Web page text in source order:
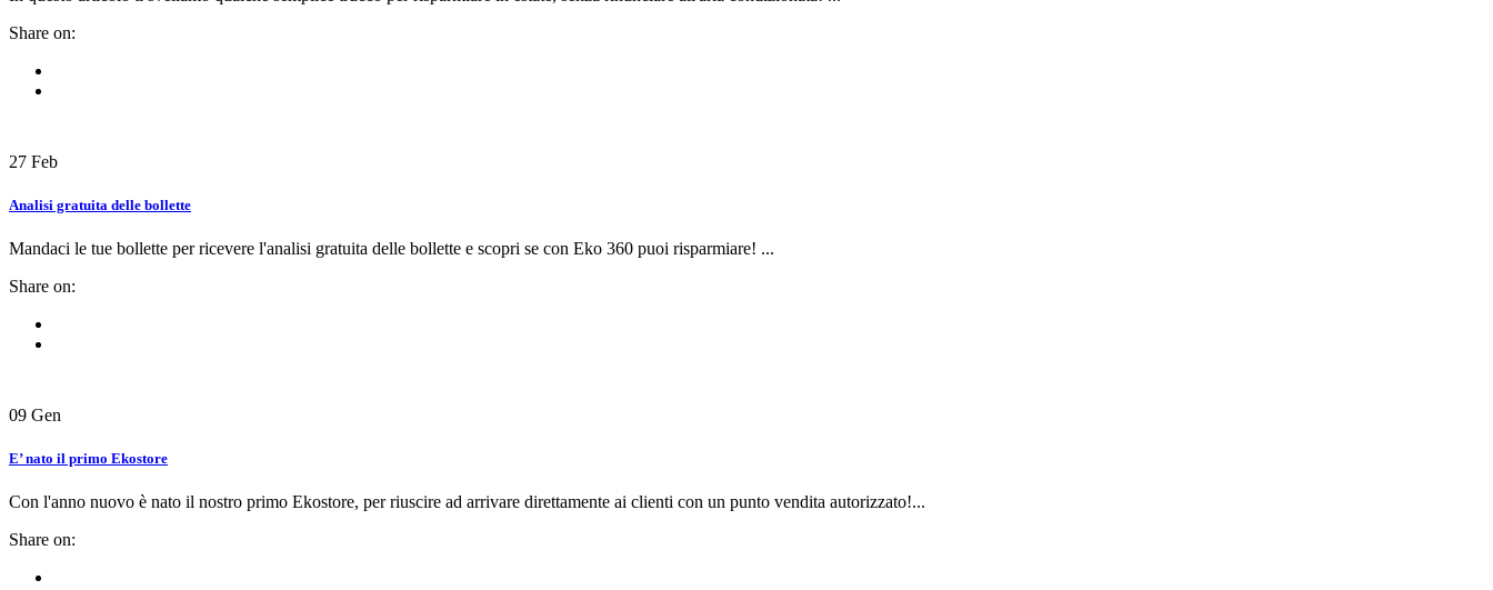
Share on:
27 Feb
Analisi gratuita delle bollette
Mandaci le tue bollette per ricevere l'analisi gratuita delle bollette e scopri se con Eko 360 puoi risparmiare! ...
Share on:
09 Gen
E’ nato il primo Ekostore
Con l'anno nuovo è nato il nostro primo Ekostore, per riuscire ad arrivare direttamente ai clienti con un punto vendita autorizzato!...
Share on: